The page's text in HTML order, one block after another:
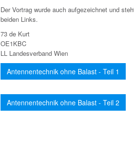
Der Vortrag wurde auch aufgezeichnet und
beiden Links.
73 de Kurt
OE1KBC
LL Landesverband Wien
Antennentechnik ohne Balast - Teil 1
Antennentechnik ohne Balast - Teil 2